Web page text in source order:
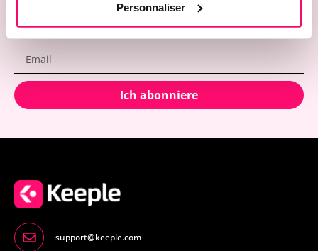
Personnaliser
Ich abonniere
support@keeple.com